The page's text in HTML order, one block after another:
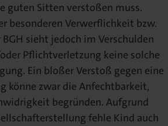
guten Sitten verstoßen muss.
besonderen Verwerflichkeit bzw.
sieht jedoch im Verschulden
Pflichtverletzung keine solche
Ein bloßer Verstoß gegen eine
könne zwar die Anfechtbarkeit,
begründen. Aufgrund
fehle Kind auch